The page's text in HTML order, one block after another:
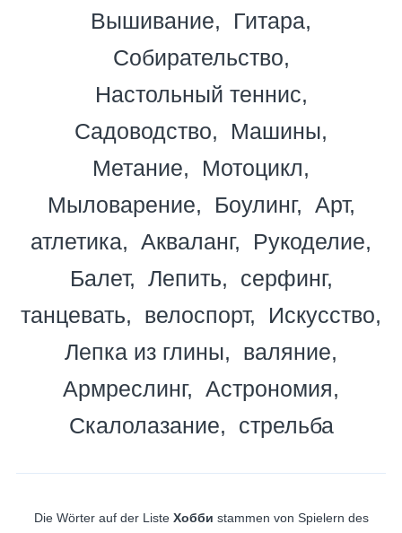
Вышивание
Гитара
Собирательство
Настольный теннис
Садоводство
Машины
Метание
Мотоцикл
Мыловарение
Боулинг
Арт
атлетика
Акваланг
Рукоделие
Балет
Лепить
серфинг
танцевать
велоспорт
Искусство
Лепка из глины
валяние
Армреслинг
Астрономия
Скалолазание
стрельба
Die Wörter auf der Liste Хобби stammen von Spielern des